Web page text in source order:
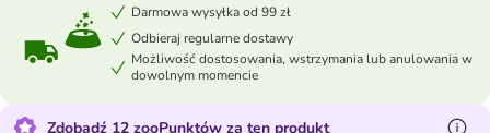
Darmowa wysyłka od 99 zł
Odbieraj regularne dostawy
Możliwość dostosowania, wstrzymania lub anulowania w
dowolnym momencie
Zdobądź 12 zooPunktów za ten produkt